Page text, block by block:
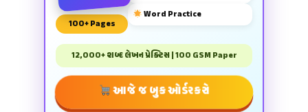
100+ Pages
Word Practice
12,000+ શબ્દ લેખન પ્રેક્ટિસ | 100 GSM Paper
આજે જ બુક ઓર્ડર કરો